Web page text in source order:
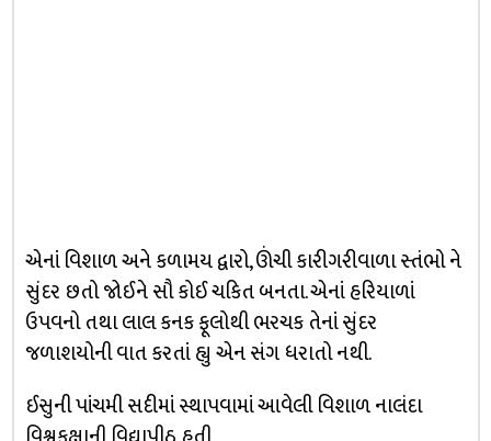
એનાં વિશાળ અને કળામય દ્વારો, ઊંચી કારીગરીવાળા સ્તંભો ને
સુંદર છતો જોઈને સૌ કોઈ ચકિત બનતા. એનાં હરિયાળાં
ઉપવનો તથા લાલ કનક ફૂલોથી ભરચક તેનાં સુંદર
જળાશયોની વાત કરતાં હ્યુ એન સંગ ધરાતો નથી.
ઈસુની પાંચમી સદીમાં સ્થાપવામાં આવેલી વિશાળ નાલંદા